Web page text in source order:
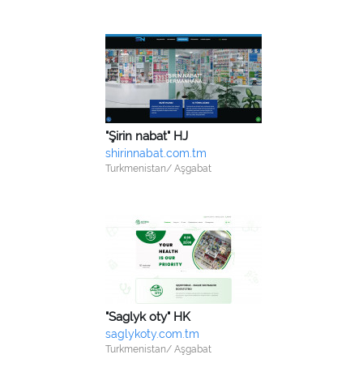
"Şirin nabat" HJ
shirinnabat.com.tm
Turkmenistan/ Aşgabat
"Saglyk oty" HK
saglykoty.com.tm
Turkmenistan/ Aşgabat